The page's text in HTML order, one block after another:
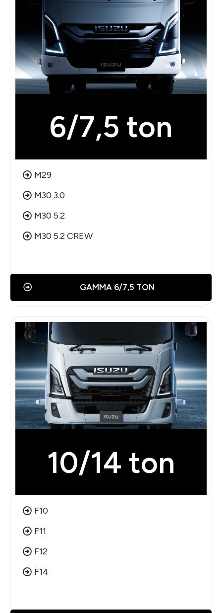
6/7,5 ton
M29
M30 3.0
M30 5.2
M30 5.2 CREW
GAMMA 6/7,5 TON
10/14 ton
F10
F11
F12
F14